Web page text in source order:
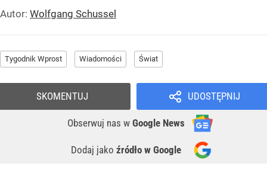
Autor: Wolfgang Schussel
Tygodnik Wprost Wiadomości Świat
UDOSTĘPNIJ
Obserwuj nas w Google News
Dodaj jako źródło w Google
SKOMENTUJ